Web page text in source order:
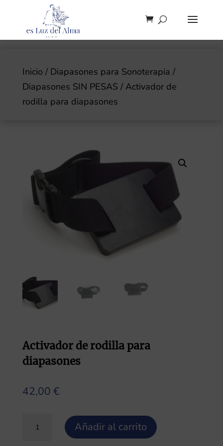
Inicio / Diapasones para Sonoterapia /
Diapasones SIN PESAS / Activador de
rodilla para diapasones
Activador de rodilla para
diapasones
42,00 €
Añadir al carrito